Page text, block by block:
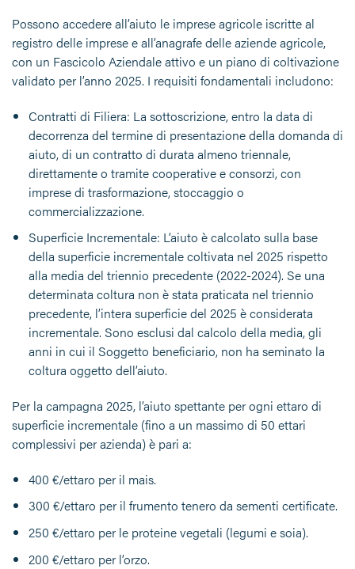
Possono accedere all’aiuto le imprese agricole iscritte al
registro delle imprese e all’anagrafe delle aziende agricole,
con un Fascicolo Aziendale attivo e un piano di coltivazione
validato per l’anno 2025. I requisiti fondamentali includono:
Contratti di Filiera: La sottoscrizione, entro la data di
decorrenza del termine di presentazione della domanda di
aiuto, di un contratto di durata almeno triennale,
direttamente o tramite cooperative e consorzi, con
imprese di trasformazione, stoccaggio o
commercializzazione.
Superficie Incrementale: L’aiuto è calcolato sulla base
della superficie incrementalecoltivata nel 2025 rispetto
alla media del triennio precedente (2022-2024). Se una
determinata coltura non è stata praticata nel triennio
precedente, l’intera superficie del 2025 è considerata
incrementale. Sono esclusi dal calcolo della media, gli
anni in cui il Soggetto beneficiario, non ha seminato la
coltura oggetto dell’aiuto.
Per la campagna 2025, l’aiuto spettante per ogni ettaro di
superficie incrementale (fino a un massimo di 50 ettari
complessivi per azienda) è pari a:
400 €/ettaro per il mais.
300 €/ettaro per il frumento tenero da sementi certificate.
250 €/ettaro per le proteine vegetali (legumi e soia).
200 €/ettaro per l’orzo.